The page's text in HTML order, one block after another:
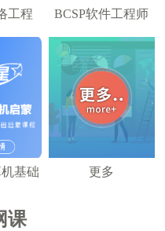
工程 BCSP软件工程师
基础 更多
课